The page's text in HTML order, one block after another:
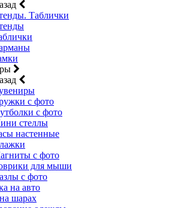
Таблички
с фото
с фото
стеллы
настенные
с фото
для мыши
с фото
на авто
шарах